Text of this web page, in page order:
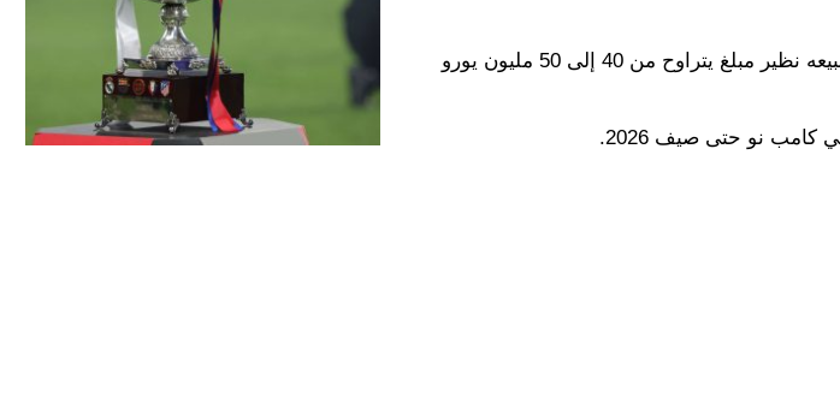
ويحظى لاعب تشيلسي السابق باهتمام من أندية الدوري الإنجليزي، وترحب إدارة برشلونة ببيعه نظير مبلغ يتراوح من 40 إلى 50 مليون يورو